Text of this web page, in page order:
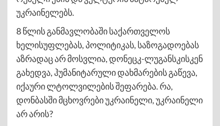
უკრაინელებს.
8 წლის განმავლობაში საქართველოს
ხელისუფლებას, პოლიტიკას, საზოგადოებას
აზრადაც არ მოსვლია, დონეცკ-ლუგანსკისკენ
გახედვა, ჰუმანიტარული დახმარების გაწევა,
იქაური ლტოლვილების შეფარება. რა,
დონბასში მცხოვრები უკრაინელი, უკრაინელი
არ არის?